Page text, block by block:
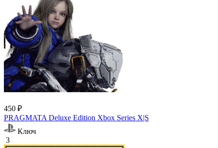
450 ₽
PRAGMATA Deluxe Edition Xbox Series X|S
Ключ
3